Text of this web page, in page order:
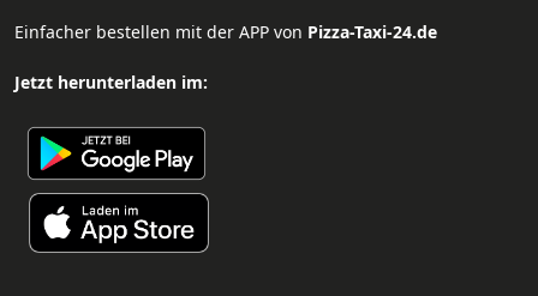
Einfacher bestellen mit der APP von Pizza-Taxi-24.de
Jetzt herunterladen im: